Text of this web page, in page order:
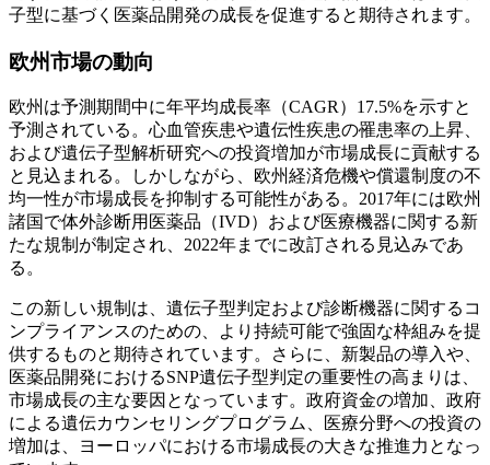
子型に基づく医薬品開発の成長を促進すると期待されます。
欧州市場の動向
欧州は予測期間中に年平均成長率（CAGR）17.5%を示すと
予測されている。心血管疾患や遺伝性疾患の罹患率の上昇、
および遺伝子型解析研究への投資増加が市場成長に貢献する
と見込まれる。しかしながら、欧州経済危機や償還制度の不
均一性が市場成長を抑制する可能性がある。2017年には欧州
諸国で体外診断用医薬品（IVD）および医療機器に関する新
たな規制が制定され、2022年までに改訂される見込みであ
る。
この新しい規制は、遺伝子型判定および診断機器に関するコ
ンプライアンスのための、より持続可能で強固な枠組みを提
供するものと期待されています。さらに、新製品の導入や、
医薬品開発におけるSNP遺伝子型判定の重要性の高まりは、
市場成長の主な要因となっています。政府資金の増加、政府
による遺伝カウンセリングプログラム、医療分野への投資の
増加は、ヨーロッパにおける市場成長の大きな推進力となっ